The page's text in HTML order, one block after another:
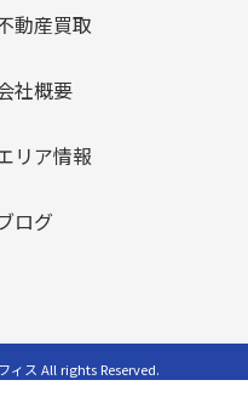
動産買取
社概要
リア情報
ログ
ィス All rights Reserved.